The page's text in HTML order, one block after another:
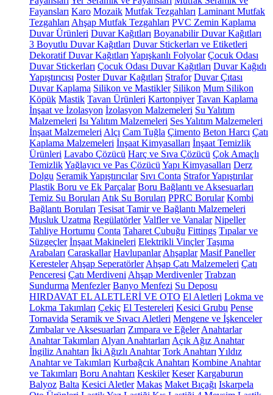
Fayansları Karo Mozaik Mutfak Tezgahları Laminant Mutfak
Tezgahları Ahşap Mutfak Tezgahları PVC Zemin Kaplama
Duvar Ürünleri Duvar Kağıtları Boyanabilir Duvar Kağıtları
3 Boyutlu Duvar Kağıtları Duvar Stickerları ve Etiketleri
Dekoratif Duvar Kağıtları Yapışkanlı Folyolar Çocuk Odası
Duvar Stickerları Çocuk Odası Duvar Kağıtları Duvar Kağıdı
Yapıştırıcısı Poster Duvar Kağıtları Strafor Duvar Çıtası
Duvar Kaplama Silikon ve Mastikler Silikon Mum Silikon
Köpük Mastik Tavan Ürünleri Kartonpiyer Tavan Kaplama
İnşaat ve İzolasyon İzolasyon Malzemeleri Su Yalıtım
Malzemeleri Isı Yalıtım Malzemeleri Ses Yalıtım Malzemeleri
İnşaat Malzemeleri Alçı Cam Tuğla Çimento Beton Harcı Çatı
Kaplama Malzemeleri İnşaat Kimyasalları İnşaat Temizlik
Ürünleri Lavabo Çözücü Harç ve Sıva Çözücü Çok Amaçlı
TemizlikYağlayıcı ve Pas Çözücü Yapı Kimyasalları Derz
Dolgu Seramik Yapıştırıcılar Sıvı Conta Strafor Yapıştırılar
Plastik Boru ve Ek Parçalar Boru Bağlantı ve Aksesuarları
Temiz Su Boruları Atık Su Boruları PPRC Borular Kombi
Bağlantı Boruları Tesisat Tamir ve Bağlantı Malzemeleri
Musluk Uzatma Regülatörler Valfler ve Vanalar Nipeller
Tahliye Hortumu Conta Taharet Çubuğu Fittings Tıpalar ve
Süzgeçler İnşaat Makineleri Elektrikli Vinçler Taşıma
Arabaları Caraskallar Havlupanlar Ahşaplar Masif Paneller
Keresteler Ahşap Seperatörler Ahşap Çatı Malzemeleri Çatı
Penceresi Çatı Merdiveni Ahşap Merdivenler Trabzan
Sundurma Menfezler Banyo Menfezi Su Deposu
HIRDAVAT EL ALETLERİ VE OTO El Aletleri Lokma ve
Lokma Takımları Çekiç El Testereleri Kesici Grubu Pense
Tornavida Seramik ve Sıvacı Aletleri Mengene ve İşkenceler
Zımbalar ve Aksesuarları Zımpara ve Eğeler Anahtarlar
Anahtar Takımları Alyan Anahtarları Açık Ağız Anahtar
İngiliz Anahtarı İki Ağızlı Anahtar Tork Anahtarı Yıldız
Anahtar ve Takımları Kurbağcık Anahtarı Kombine Anahtar
ve Takımları Boru Anahtarı Keskiler Keser Kargaburun
Balyoz Balta Kesici Aletler Makas Maket Bıçağı Iskarpela